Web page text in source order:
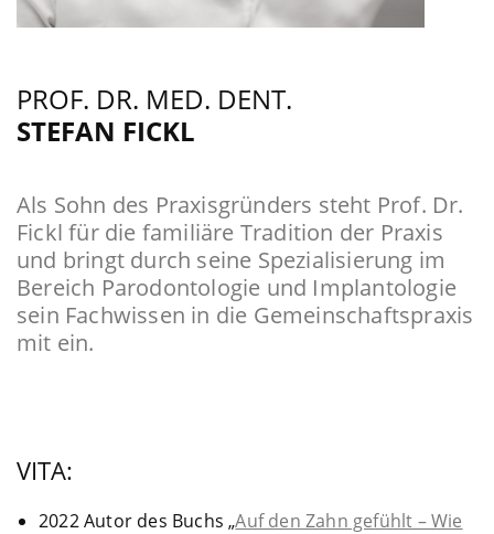
PROF. DR. MED. DENT.
STEFAN FICKL
Als Sohn des Praxisgründers steht Prof. Dr.
Fickl für die familiäre Tradition der Praxis
und bringt durch seine Spezialisierung im
Bereich Parodontologie und Implantologie
sein Fachwissen in die Gemeinschaftspraxis
mit ein.
VITA:
2022 Autor des Buchs „Auf den Zahn gefühlt – Wie